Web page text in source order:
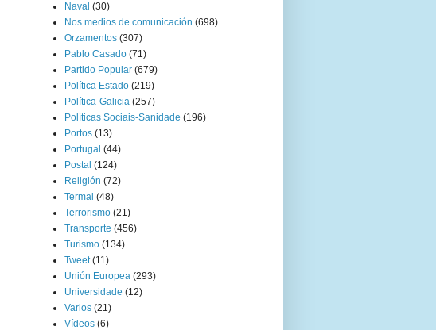
Naval (30)
Nos medios de comunicación (698)
Orzamentos (307)
Pablo Casado (71)
Partido Popular (679)
Política Estado (219)
Política-Galicia (257)
Políticas Sociais-Sanidade (196)
Portos (13)
Portugal (44)
Postal (124)
Religión (72)
Termal (48)
Terrorismo (21)
Transporte (456)
Turismo (134)
Tweet (11)
Unión Europea (293)
Universidade (12)
Varios (21)
Vídeos (6)